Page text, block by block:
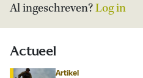
Al ingeschreven?Log in
Actueel
Artikel